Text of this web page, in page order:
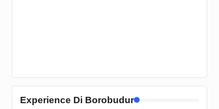
Experience Di Borobudur